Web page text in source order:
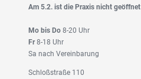
Am 5.2. ist die Praxis nicht geöffnet
Mo bis Do8-20 Uhr
Fr8-18 Uhr
Sa nach Vereinbarung
Schloßstraße 110